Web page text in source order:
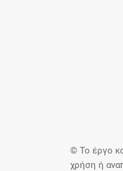
© Το έργο
χρήση ή